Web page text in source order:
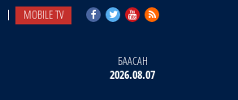
MOBILE TV
БААСАН
2026.08.07